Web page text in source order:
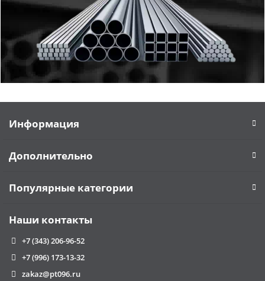
Информация
Дополнительно
Популярные категории
Наши контакты
+7 (343) 206-96-52
+7 (996) 173-13-32
zakaz@pt096.ru